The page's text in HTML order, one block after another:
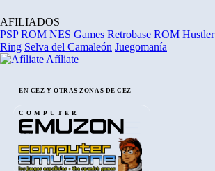
AFILIADOS
PSP ROM NES Games Retrobase ROM Hustler
Ring Selva del Camaleón Juegomanía
Afíliate
EN CEZ Y OTRAS ZONAS DE CEZ
COMPUTER